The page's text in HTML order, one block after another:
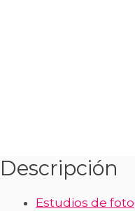
Descripción
Estudios de